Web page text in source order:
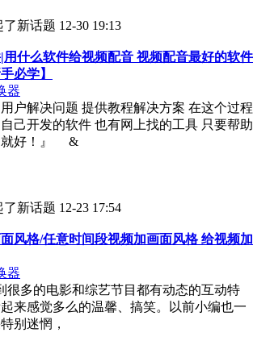
了新话题 12-30 19:13
用什么软件给视频配音 视频配音最好的软件
必学】
器
用户解决问题 提供教程解决方案 在这个过程
己开发的软件 也有网上找的工具 只要帮助
就好！』 &
了新话题 12-23 17:54
风格/任意时间段视频加画面风格 给视频加
器
多的电影和综艺节目都有动态的互动特
来感觉多么的温馨、搞笑。以前小编也一
别迷惘，